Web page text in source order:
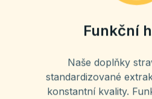
Funkční
Naše doplňky
standardizované
konstantní kvality.